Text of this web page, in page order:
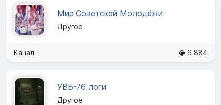
Мир Советской Молодёжи
Другое
Канал 6 884
УВБ-76 логи
Другое